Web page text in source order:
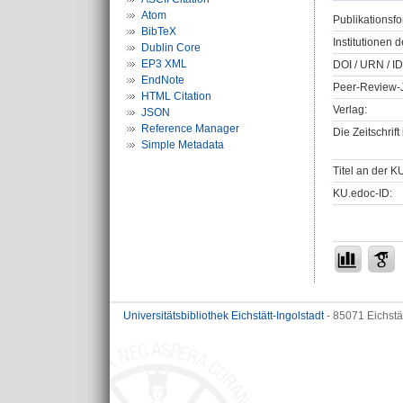
Atom
BibTeX
Dublin Core
EP3 XML
EndNote
HTML Citation
JSON
Reference Manager
Simple Metadata
Institutionen
DOI / URN /
Peer-
Verlag:
Die
Titel an der
KU.edoc-ID:
Universitätsbibliothek Eichstätt-Ingolstadt- 85071